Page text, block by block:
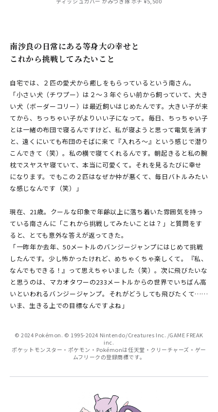
南沙良の日常にある等身大の幸せと
これから挑戦してみたいこと
自宅では、２匹の愛犬から癒しをもらっているという南さん。
「小さい犬（チワプー）は２〜３年ぐらい前から飼っていて、大き
い犬（ボーダーコリー）は最近飼いはじめたんです。大きい子が来
てから、ちっちゃい子がよりいい子になって。毎日、ちっちゃい子
とは一緒の布団で寝るんですけど、私が寝ようと思って電気を消す
と、遠くにいても布団のそばに来て『入れろ〜』という感じで潜り
こんできて（笑）。私の横で寝てくれるんです。朝起きると私の腕
枕でスヤスヤ寝ていて、本当に可愛くて。それを見るたびに幸せ
になります。でもこの２匹はなぜか仲が悪くて、毎日バトルみたい
な感じなんです（笑）」
現在、21歳。クールな印象で年齢以上に落ち着いた雰囲気を持っ
ている南さんに「これから挑戦してみたいことは？」と質問をす
ると、とても意外な答えが返ってきた。
「一昨年か去年、50メートルのバンジージャンプにはじめて挑戦
したんです。少し怖かったけれど、めちゃくちゃ楽しくて。『私、
なんでもできる！』って思えちゃいました（笑）。次に飛びたいな
と思うのは、マカオタワーの233メートルからの世界でいちばん高
いといわれるバンジージャンプ。それがどうしても飛びたくて……
いま、生きる上での目標なんですよね」
© 2024 Pokémon. © 1995-2024 Nintendo/Creatures Inc. /GAME FREAK
inc.
ポケットモンスター・ポケモン・Pokémonは任天堂・クリーチャーズ・ゲー
ムフリークの登録商標です。